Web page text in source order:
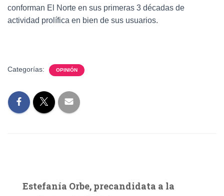
conforman El Norte en sus primeras 3 décadas de
actividad prolífica en bien de sus usuarios.
Categorías: OPINIÓN
Estefanía Orbe, precandidata a la